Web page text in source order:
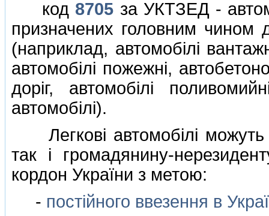
код 8705 за УКТЗЕД -
призначених головним
(наприклад, автомобiлi
автомобiлi пожежнi,
дорiг, автомобiлi
автомобiлi).
Легковi автомобiлi можуть
так i громадянину-
кордон України з метою:
- постiйного ввезення в